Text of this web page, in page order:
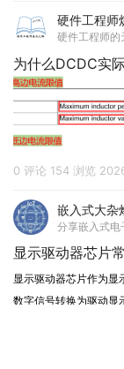
硬件工程师
硬件工程师的
为什么DCDC实
0 评论 154 浏览
嵌入式大杂
分享嵌入式电
显示驱动器芯片
显示驱动器芯片作为显
数字信号转换为驱动显